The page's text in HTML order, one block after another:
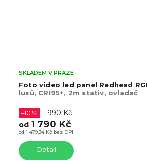
Redhead LumaBar RL-150
panel se stativem (2700-
SKLADEM V PRAZE
od 1 727,27 Kč bez DPH
od 2 090 Kč